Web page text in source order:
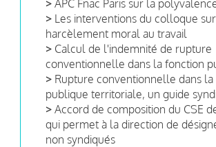
> APC Fnac Paris sur la
> Les interventions du colloque
harcèlement moral au travail
> Calcul de l'indemnité de rupture
conventionnelle dans la fonction
> Rupture conventionnelle dans
publique territoriale, un guide
> Accord de composition du CSE
qui permet à la direction de
non syndiqués